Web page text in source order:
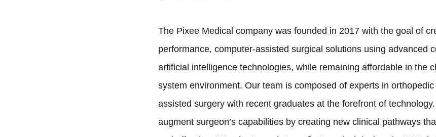
The Pixee Medical company was founded in 2017 with the goal of
performance, computer-assisted surgical solutions using advanced
artificial intelligence technologies, while remaining affordable in the
system environment. Our team is composed of experts in
assisted surgery with recent graduates at the forefront of
augment surgeon’s capabilities by creating new clinical pathways